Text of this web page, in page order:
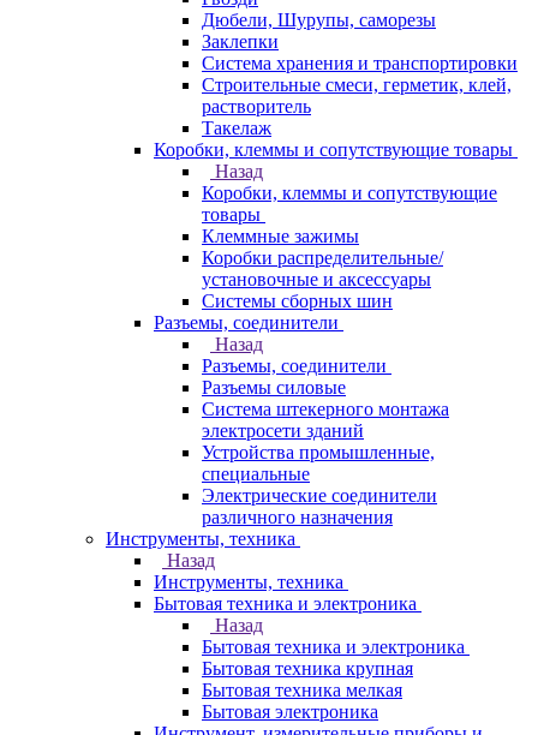
Дюбели, Шурупы, саморезы
Заклепки
Система хранения и транспортировки
Строительные смеси, герметик, клей,
растворитель
Такелаж
Коробки, клеммы и сопутствующие товары
Назад
Коробки, клеммы и сопутствующие
товары
Клеммные зажимы
Коробки распределительные/
установочные и аксессуары
Системы сборных шин
Разъемы, соединители
Назад
Разъемы, соединители
Разъемы силовые
Система штекерного монтажа
электросети зданий
Устройства промышленные,
специальные
Электрические соединители
различного назначения
Инструменты, техника
Назад
Инструменты, техника
Бытовая техника и электроника
Назад
Бытовая техника и электроника
Бытовая техника крупная
Бытовая техника мелкая
Бытовая электроника